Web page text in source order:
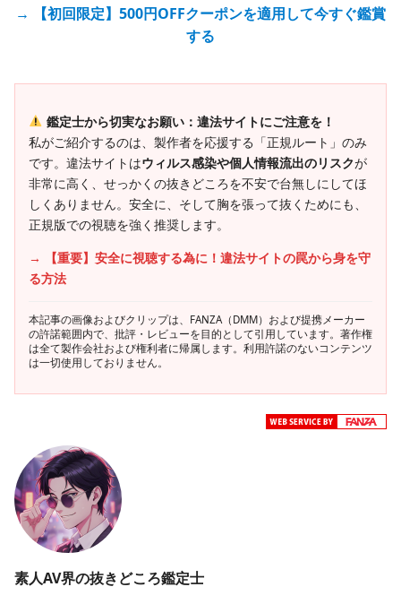
→ 【初回限定】500円OFFクーポンを適用して今すぐ鑑賞
する
鑑定士から切実なお願い：違法サイトにご注意を！
私がご紹介するのは、製作者を応援する「正規ルート」のみ
です。違法サイトはウィルス感染や個人情報流出のリスクが
非常に高く、せっかくの抜きどころを不安で台無しにしてほ
しくありません。安全に、そして胸を張って抜くためにも、
正規版での視聴を強く推奨します。
→ 【重要】安全に視聴する為に！違法サイトの罠から身を守
る方法
本記事の画像およびクリップは、FANZA（DMM）および提携メーカー
の許諾範囲内で、批評・レビューを目的として引用しています。著作権
は全て製作会社および権利者に帰属します。利用許諾のないコンテンツ
は一切使用しておりません。
素人AV界の抜きどころ鑑定士